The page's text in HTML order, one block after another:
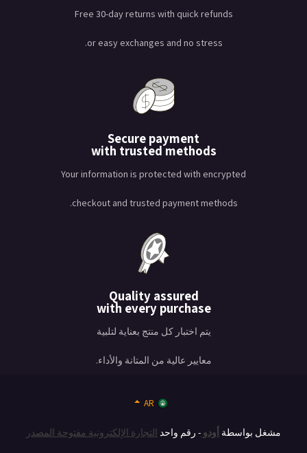
Free 30-day returns with quick refunds
or easy exchanges and no stress.
Secure payment
with trusted methods
Your information is protected with encrypted
checkout and trusted payment methods.
Quality assured
with every purchase
يتم اختبار كل منتج بعناية لتلبية
معايير عالية من المتانة والأداء.
AR
مشغل بواسطة أودو - رقم واحد التجارة الإلكترونية مفتوحة المصدر